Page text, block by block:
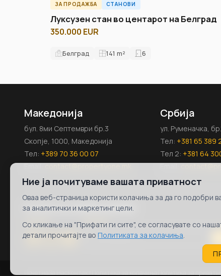
ЗА ПРОДАЖБА СТАНОВИ
Луксузен стан во центарот на Белград
350.000 EUR
Белград 141 m² 6
Ние ја почитуваме вашата приватност
Оваа веб-страница користи колачиња за да го подобри
за аналитички и маркетинг цели.
Со кликање на "Прифати ги сите", се согласувате со
детали прочитајте во Политиката за колачиња.
Македонија
бул. 8ми Септември бр.3
Скопје, 1000, Македонија
Тел: +389 70 36 00 07
Email:contact@propertyone.mk
Србија
ул. Руменачка,
Тел: +381 65 389
Тел 2: +381 64
Email:
Follow us onNewsletter